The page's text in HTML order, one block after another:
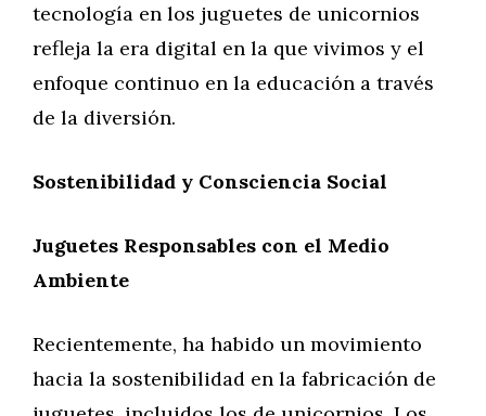
tecnología en los juguetes de unicornios
refleja la era digital en la que vivimos y el
enfoque continuo en la educación a través
de la diversión.
Sostenibilidad y Consciencia Social
Juguetes Responsables con el Medio
Ambiente
Recientemente, ha habido un movimiento
hacia la sostenibilidad en la fabricación de